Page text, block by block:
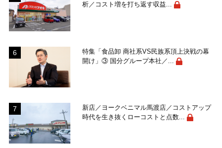
析／コスト増を打ち返す収益...
特集「食品卸 商社系VS民族系頂上決戦の幕
開け」③ 国分グループ本社／...
新店／ヨークベニマル馬渡店／コストアップ
時代を生き抜くローコストと点数...